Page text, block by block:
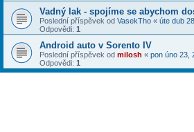
Vadný lak - spojíme se abychom
Poslední příspěvek od VasekTho « úte dub
Odpovědi: 1
Android auto v Sorento IV
Poslední příspěvek od milosh « pon úno 23,
Odpovědi: 1